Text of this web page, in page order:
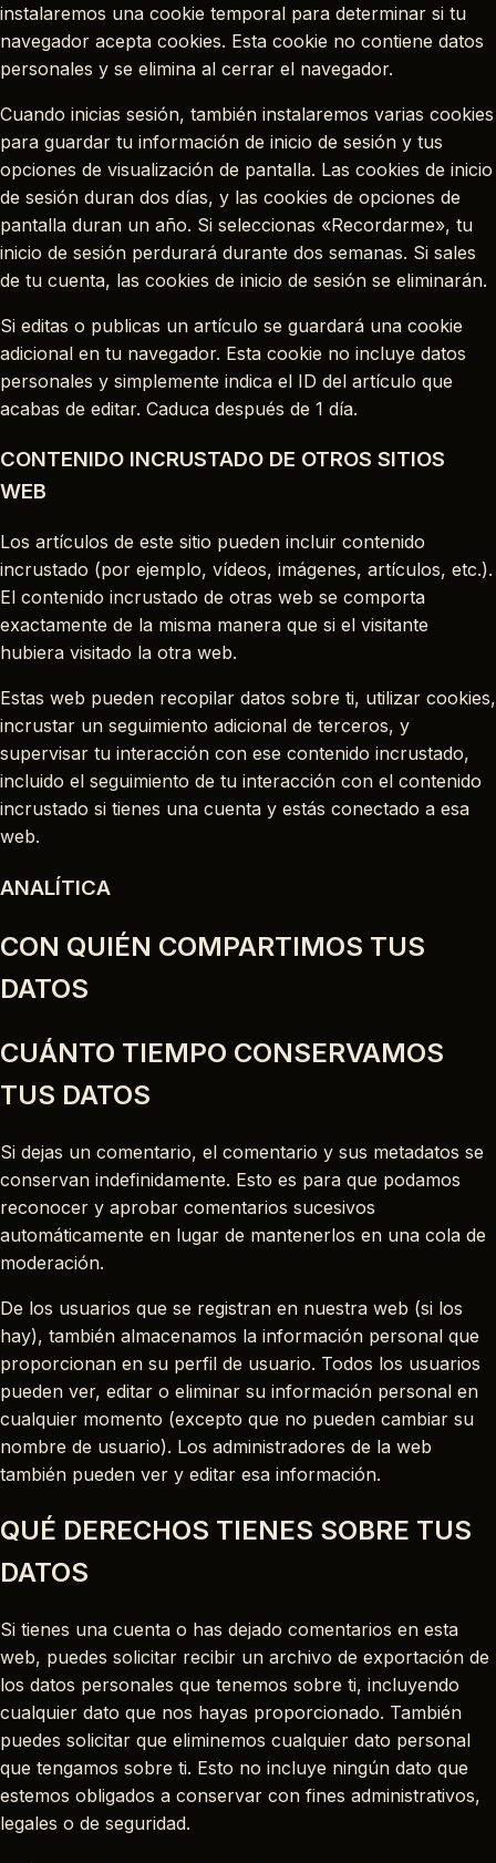
instalaremos una cookie temporal para determinar si tu
navegador acepta cookies. Esta cookie no contiene datos
personales y se elimina al cerrar el navegador.
Cuando inicias sesión, también instalaremos varias cookies
para guardar tu información de inicio de sesión y tus
opciones de visualización de pantalla. Las cookies de inicio
de sesión duran dos días, y las cookies de opciones de
pantalla duran un año. Si seleccionas «Recordarme», tu
inicio de sesión perdurará durante dos semanas. Si sales
de tu cuenta, las cookies de inicio de sesión se eliminarán.
Si editas o publicas un artículo se guardará una cookie
adicional en tu navegador. Esta cookie no incluye datos
personales y simplemente indica el ID del artículo que
acabas de editar. Caduca después de 1 día.
CONTENIDO INCRUSTADO DE OTROS SITIOS
WEB
Los artículos de este sitio pueden incluir contenido
incrustado (por ejemplo, vídeos, imágenes, artículos, etc.).
El contenido incrustado de otras web se comporta
exactamente de la misma manera que si el visitante
hubiera visitado la otra web.
Estas web pueden recopilar datos sobre ti, utilizar cookies,
incrustar un seguimiento adicional de terceros, y
supervisar tu interacción con ese contenido incrustado,
incluido el seguimiento de tu interacción con el contenido
incrustado si tienes una cuenta y estás conectado a esa
web.
ANALÍTICA
CON QUIÉN COMPARTIMOS TUS
DATOS
CUÁNTO TIEMPO CONSERVAMOS
TUS DATOS
Si dejas un comentario, el comentario y sus metadatos se
conservan indefinidamente. Esto es para que podamos
reconocer y aprobar comentarios sucesivos
automáticamente en lugar de mantenerlos en una cola de
moderación.
De los usuarios que se registran en nuestra web (si los
hay), también almacenamos la información personal que
proporcionan en su perfil de usuario. Todos los usuarios
pueden ver, editar o eliminar su información personal en
cualquier momento (excepto que no pueden cambiar su
nombre de usuario). Los administradores de la web
también pueden ver y editar esa información.
QUÉ DERECHOS TIENES SOBRE TUS
DATOS
Si tienes una cuenta o has dejado comentarios en esta
web, puedes solicitar recibir un archivo de exportación de
los datos personales que tenemos sobre ti, incluyendo
cualquier dato que nos hayas proporcionado. También
puedes solicitar que eliminemos cualquier dato personal
que tengamos sobre ti. Esto no incluye ningún dato que
estemos obligados a conservar con fines administrativos,
legales o de seguridad.